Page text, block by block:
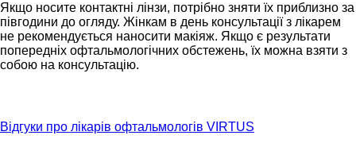
Якщо носите контактні лінзи, потрібно зняти їх приблизно за
півгодини до огляду. Жінкам в день консультації з лікарем
не рекомендується наносити макіяж. Якщо є результати
попередніх офтальмологічних обстежень, їх можна взяти з
собою на консультацію.
Відгуки про лікарів офтальмологів VIRTUS